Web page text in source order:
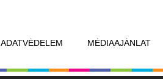
ADATVÉDELEM MÉDIAAJÁNLAT